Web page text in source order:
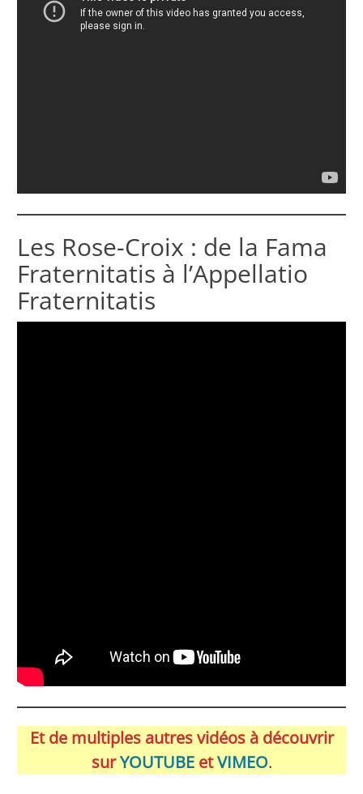
Les Rose-Croix : de la Fama
Fraternitatis à l’Appellatio
Fraternitatis
Et de multiples autres vidéos à découvrir
sur YOUTUBE etVIMEO.